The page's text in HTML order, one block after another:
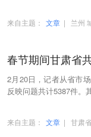
来自主题： 文章 | 兰州
春节期间甘肃省
2月20日，记者从省市
反映问题共计5387件。
来自主题： 文章 | 甘肃